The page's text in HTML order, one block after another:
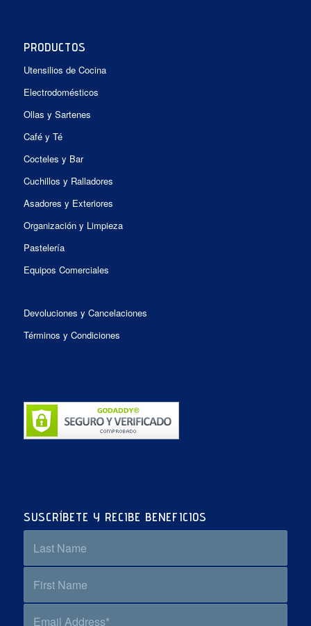
PRODUCTOS
Utensilios de Cocina
Electrodomésticos
Ollas y Sartenes
Café y Té
Cocteles y Bar
Cuchillos y Ralladores
Asadores y Exteriores
Organización y Limpieza
Pastelería
Equipos Comerciales
Devoluciones y Cancelaciones
Términos y Condiciones
SUSCRÍBETE Y RECIBE BENEFICIOS